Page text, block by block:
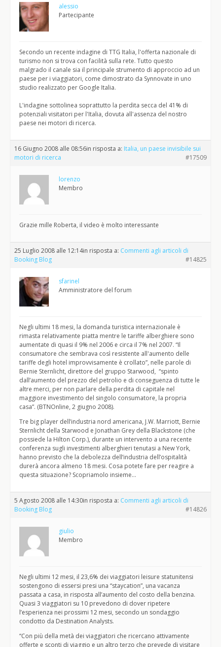
alessio
Partecipante
Secondo un recente indagine di TTG Italia, l'offerta nazionale di
turismo non si trova con facilità sulla rete. Tutto questo
malgrado il canale sia il principale strumento di approccio ad un
paese per i viaggiatori, come dimostrato da Synnovate in uno
studio realizzato per Google Italia.
L'indagine sottolinea soprattutto la perdita secca del 41% di
potenziali visitatori per l'Italia, dovuta all'assenza del nostro
paese nei motori di ricerca.
16 Giugno 2008 alle 08:56in risposta a: Italia, un paese invisibile sui
motori di ricerca
#17509
lorenzo
Membro
Grazie mille Roberta, il video è molto interessante
25 Luglio 2008 alle 12:14in risposta a: Commenti agli articoli di
Booking Blog
#14825
sfarinel
Amministratore del forum
Negli ultimi 18 mesi, la domanda turistica internazionale è
rimasta relativamente piatta mentre le tariffe alberghiere sono
aumentate di quasi il 9% nel 2006 e circa il 7% nel 2007. “Il
consumatore che sembrava così resistente all'aumento delle
tariffe degli hotel improvvisamente è crollato”, nelle parole di
Bernie Sternlicht, direttore del gruppo Starwood, “spinto
dall’aumento del prezzo del petrolio e di conseguenza di tutte le
altre merci, per non parlare della perdita di capitale nel
maggiore investimento del singolo consumatore, la propria
casa”. (BTNOnline, 2 giugno 2008).
Tre big player dell’industria nord americana, J.W. Marriott, Bernie
Sternlicht della Starwood e Jonathan Grey della Blackstone (che
possiede la Hilton Corp.), durante un intervento a una recente
conferenza sugli investimenti alberghieri tenutasi a New York,
hanno previsto che la debolezza dell’industria dell’ospitalità
durerà ancora almeno 18 mesi. Cosa potete fare per reagire a
questa situazione? Scopriamolo insieme…
5 Agosto 2008 alle 14:30in risposta a: Commenti agli articoli di
Booking Blog
#14826
giulio
Membro
Negli ultimi 12 mesi, il 23,6% dei viaggiatori leisure statunitensi
sostengono di essersi presi una “staycation”, una vacanza
passata a casa, in risposta all’aumento del costo della benzina.
Quasi 3 viaggiatori su 10 prevedono di dover ripetere
l’esperienza nei prossimi 12 mesi, secondo un sondaggio
condotto da Destination Analysts.
“Con più della metà dei viaggiatori che ricercano attivamente
offerte e sconti di viaggio e un altro terzo che prevede di visitare